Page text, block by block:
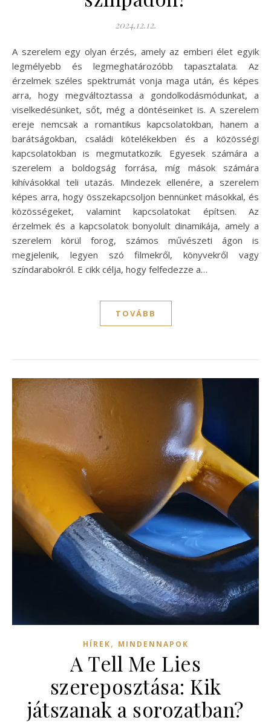
2024.12.12.
A szerelem egy olyan érzés, amely az emberi élet egyik
legmélyebb és legmeghatározóbb tapasztalata. Az
érzelmek széles spektrumát vonja maga után, és képes
arra, hogy megváltoztassa a gondolkodásmódunkat, a
viselkedésünket, sőt, még a döntéseinket is. A szerelem
ereje nemcsak a romantikus kapcsolatokban, hanem a
barátságokban, családi kötelékekben és a közösségi
kapcsolatokban is megmutatkozik. Egyesek számára a
szerelem a boldogság forrása, míg mások számára
kihívásokkal teli utazás. Mindezek ellenére, a szerelem
képes arra, hogy összekapcsoljon bennünket másokkal, és
közösségeket, valamint kapcsolatokat építsen. Az
érzelmek és a kapcsolatok bonyolult dinamikája, amely a
szerelem körül forog, számos művészeti ágon is
megjelenik, legyen szó filmekről, könyvekről vagy
színdarabokról. E cikk célja, hogy felfedezze a…
TOVÁBB
HÍREK, MINDENNAPOK
A Tell Me Lies
szereposztása: Kik
játszanak a sorozatban?